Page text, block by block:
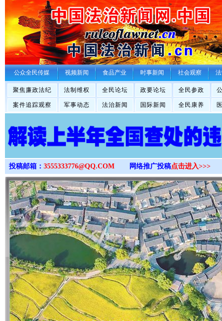
>
公众全民传媒 视频新闻 食品产业 时事新闻 社会观察
聚焦廉政法纪 法制维权 全民论坛 政要论坛 全民参政
案件追踪观察 军事动态 法治新闻 国际新闻 全民康养
投稿邮箱： 3555333776@QQ.COM 网络推广投稿点击进入>>>